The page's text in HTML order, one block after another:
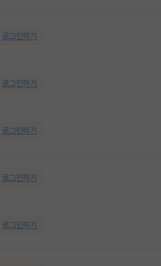
로그인하기
로그인하기
로그인하기
로그인하기
로그인하기